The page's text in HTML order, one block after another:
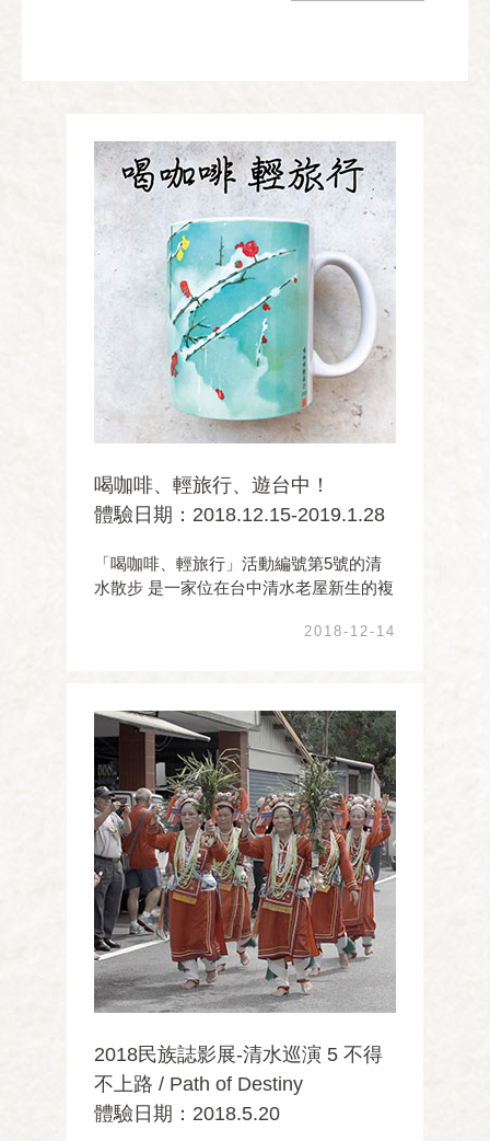
喝咖啡、輕旅行、遊台中！
體驗日期：2018.12.15-2019.1.28
「喝咖啡、輕旅行」活動編號第5號的清
水散步 是一家位在台中清水老屋新生的複
文創、演場為經營項目， 致力於清水的觀
2018-12-14
2018民族誌影展-清水巡演 5 不得
不上路 / Path of Destiny
體驗日期：2018.5.20